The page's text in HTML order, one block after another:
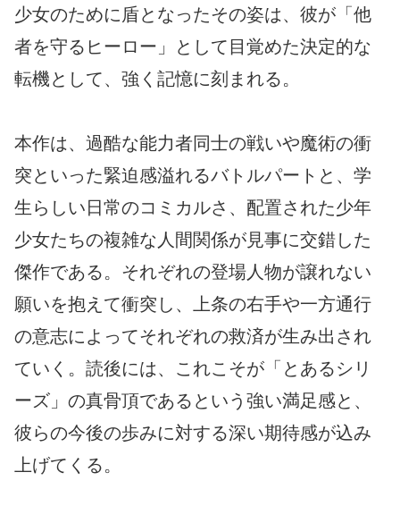
少女のために盾となったその姿は、彼が「他
者を守るヒーロー」として目覚めた決定的な
転機として、強く記憶に刻まれる。
本作は、過酷な能力者同士の戦いや魔術の衝
突といった緊迫感溢れるバトルパートと、学
生らしい日常のコミカルさ、配置された少年
少女たちの複雑な人間関係が見事に交錯した
傑作である。それぞれの登場人物が譲れない
願いを抱えて衝突し、上条の右手や一方通行
の意志によってそれぞれの救済が生み出され
ていく。読後には、これこそが「とあるシリ
ーズ」の真骨頂であるという強い満足感と、
彼らの今後の歩みに対する深い期待感が込み
上げてくる。